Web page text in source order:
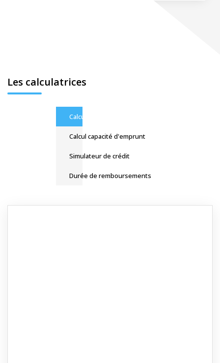
Les calculatrices
Calcul Frais de notaire
Calcul capacité d'emprunt
Simulateur de crédit
Durée de remboursements